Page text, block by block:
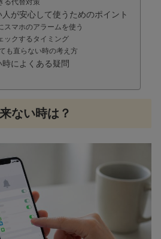
る代替対策
が安心して使うためのポイント
スマホのアラームを使う
ックするタイミング
も直らない時の考え方
によくある疑問
ない時は？